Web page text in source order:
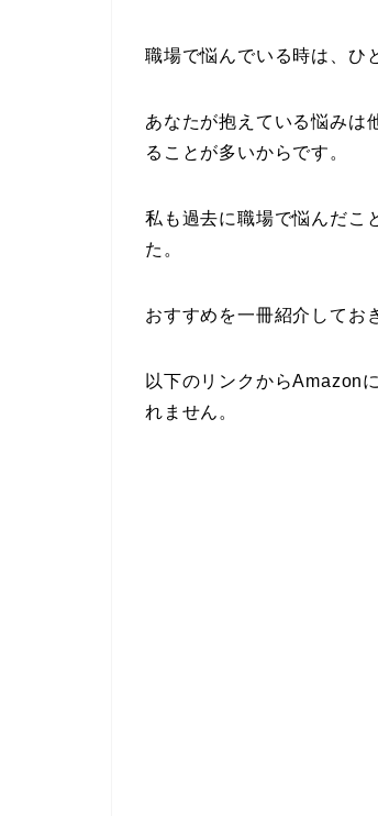
職場で悩んでいる時は、ひ
あなたが抱えている悩みは
ることが多いからです。
私も過去に職場で悩んだこ
た。
おすすめを一冊紹介してお
以下のリンクからAmazon
れません。